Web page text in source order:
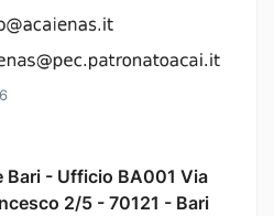
Bari - Ufficio BA001 Via
2/5 - 70121 - Bari